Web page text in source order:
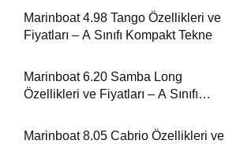
Marinboat 4.98 Tango Özellikleri ve
Fiyatları – A Sınıfı Kompakt Tekne
Marinboat 6.20 Samba Long
Özellikleri ve Fiyatları – A Sınıfı
Marinboat 8.05 Cabrio Özellikleri ve